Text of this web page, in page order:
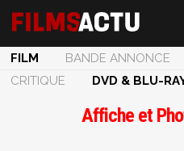
FILM BANDE ANNONCE
CRITIQUE
DVD & BLU-
Affiche et